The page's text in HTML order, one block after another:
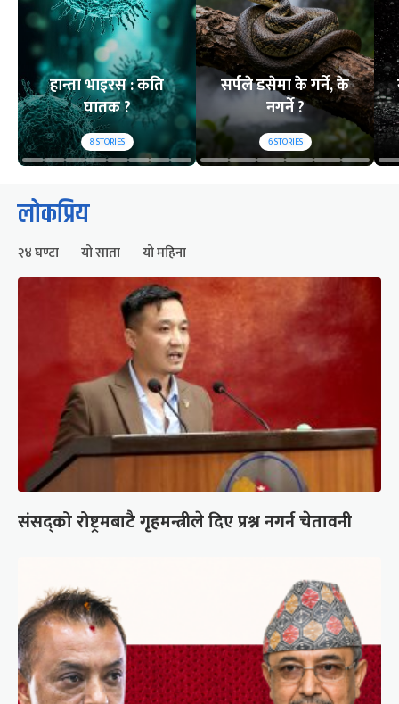
हान्ता भाइरस : कति
घातक ?
8STORIES
सर्पले डसेमा के गर्ने, के
नगर्ने ?
6STORIES
लोकप्रिय
२४ घण्टा यो साता यो महिना
संसद्को रोष्ट्रमबाटै गृहमन्त्रीले दिए प्रश्न नगर्न चेतावनी